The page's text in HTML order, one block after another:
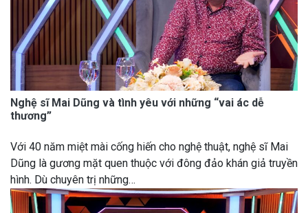
Nghệ sĩ Mai Dũng và tình yêu với những “vai ác dễ
thương”
Với 40 năm miệt mài cống hiến cho nghệ thuật, nghệ sĩ Mai
Dũng là gương mặt quen thuộc với đông đảo khán giả truyền
hình. Dù chuyên trị những…